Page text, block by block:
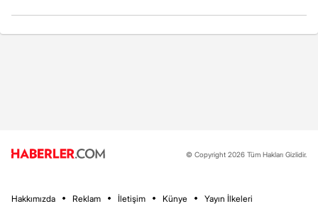
© Copyright 2026 Tüm Hakları Gizlidir.
Hakkımızda Reklam İletişim Künye Yayın İlkeleri